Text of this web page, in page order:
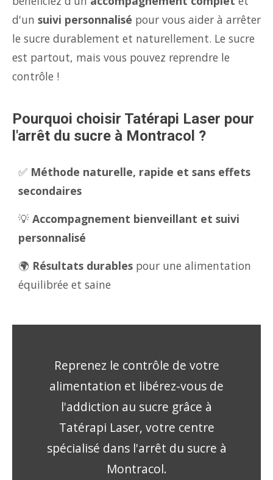
d'un suivi personnalisé pour vous aider à arrêter
le sucre durablement et naturellement. Le sucre
est partout, mais vous pouvez reprendre le
contrôle !
Pourquoi choisir Tatérapi Laser pour
l'arrêt du sucre à Montracol ?
✅ Méthode naturelle, rapide et sans effets
secondaires
💡 Accompagnement bienveillant et suivi
personnalisé
🌍 Résultats durables pour une alimentation
équilibrée et saine
Reprenez le contrôle de votre
alimentation et libérez-vous de
l'addiction au sucre grâce à
Tatérapi Laser, votre centre
spécialisé dans l'arrêt du sucre à
Montracol.